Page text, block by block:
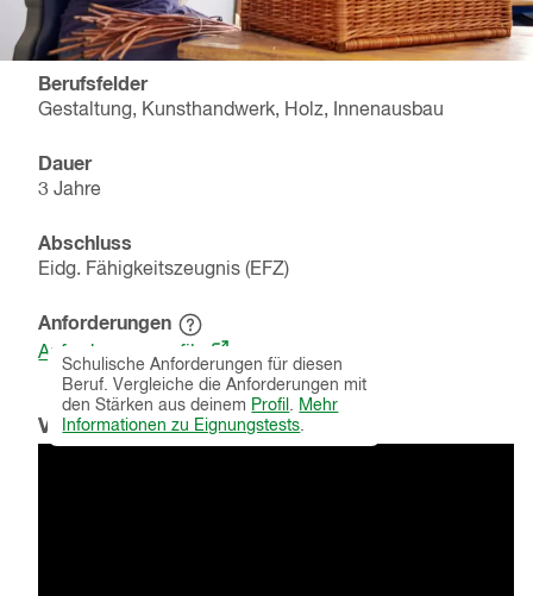
Berufsfelder
Gestaltung, Kunsthandwerk, Holz, Innenausbau
Dauer
3 Jahre
Abschluss
Eidg. Fähigkeitszeugnis (EFZ)
Anforderungen
Hinweistext
einblenden
Schulische Anforderungen für diesen
Beruf. Vergleiche die Anforderungen mit
den Stärken aus deinem Profil . Mehr
Informationen zu Eignungstests.
Anforderungsprofile
(öffnet
in
einem
neuen
Fenster)
Video